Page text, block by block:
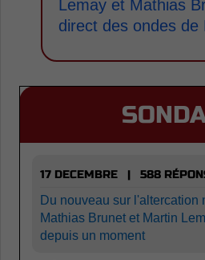
Lemay et Mathias
direct des ondes de
17 DECEMBRE | 588
Du nouveau sur l'altercation
Mathias Brunet et Martin
depuis un moment